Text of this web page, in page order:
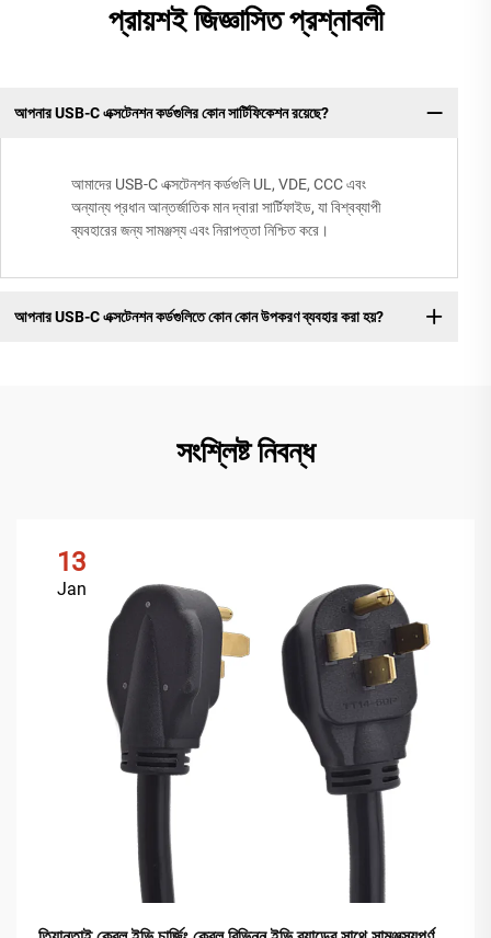
প্রায়শই জিজ্ঞাসিত প্রশ্নাবলী
আপনার USB-C এক্সটেনশন কর্ডগুলির কোন সার্টিফিকেশন রয়েছে?
আমাদের USB-C এক্সটেনশন কর্ডগুলি UL, VDE, CCC এবং
অন্যান্য প্রধান আন্তর্জাতিক মান দ্বারা সার্টিফাইড, যা বিশ্বব্যাপী
ব্যবহারের জন্য সামঞ্জস্য এবং নিরাপত্তা নিশ্চিত করে।
আপনার USB-C এক্সটেনশন কর্ডগুলিতে কোন কোন উপকরণ ব্যবহার করা হয়?
সংশ্লিষ্ট নিবন্ধ
13
Jan